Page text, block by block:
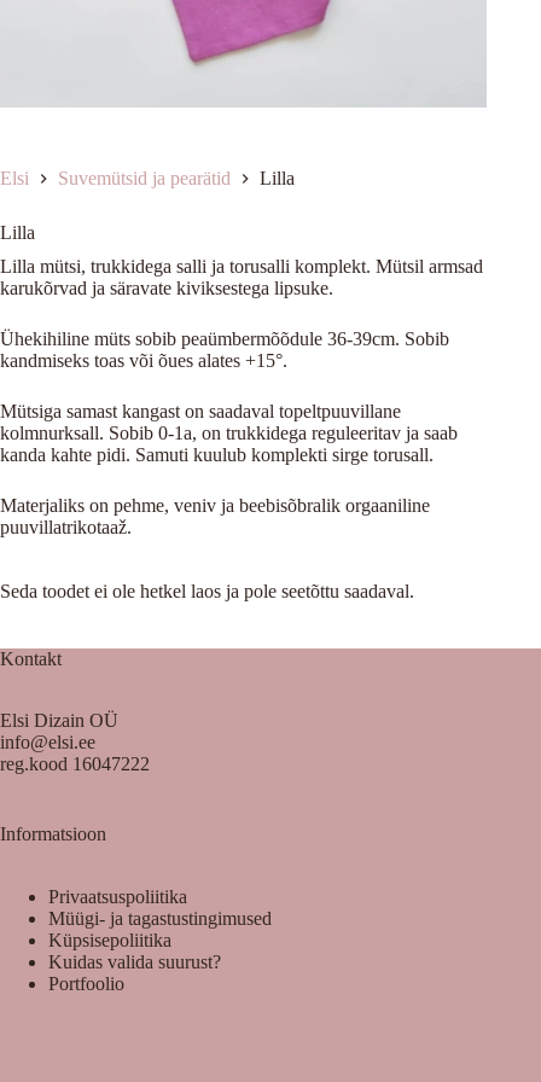
Elsi Suvemütsid ja pearätid Lilla
Lilla
Lilla mütsi, trukkidega salli ja torusalli komplekt. Mütsil armsad
karukõrvad ja säravate kiviksestega lipsuke.
Ühekihiline müts sobib peaümbermõõdule 36-39cm. Sobib
kandmiseks toas või õues alates +15°.
Mütsiga samast kangast on saadaval topeltpuuvillane
kolmnurksall. Sobib 0-1a, on trukkidega reguleeritav ja saab
kanda kahte pidi. Samuti kuulub komplekti sirge torusall.
Materjaliks on pehme, veniv ja beebisõbralik orgaaniline
puuvillatrikotaaž.
Seda toodet ei ole hetkel laos ja pole seetõttu saadaval.
Kontakt
Elsi Dizain OÜ
info@elsi.ee
reg.kood 16047222
Informatsioon
Privaatsuspoliitika
Müügi- ja tagastustingimused
Küpsisepoliitika
Kuidas valida suurust?
Portfoolio